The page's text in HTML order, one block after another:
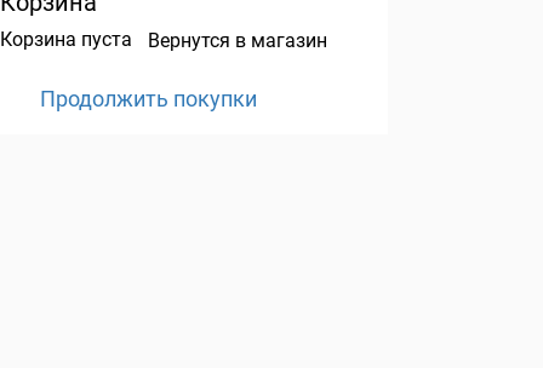
Корзина пуста Вернутся в магазин
Продолжить покупки